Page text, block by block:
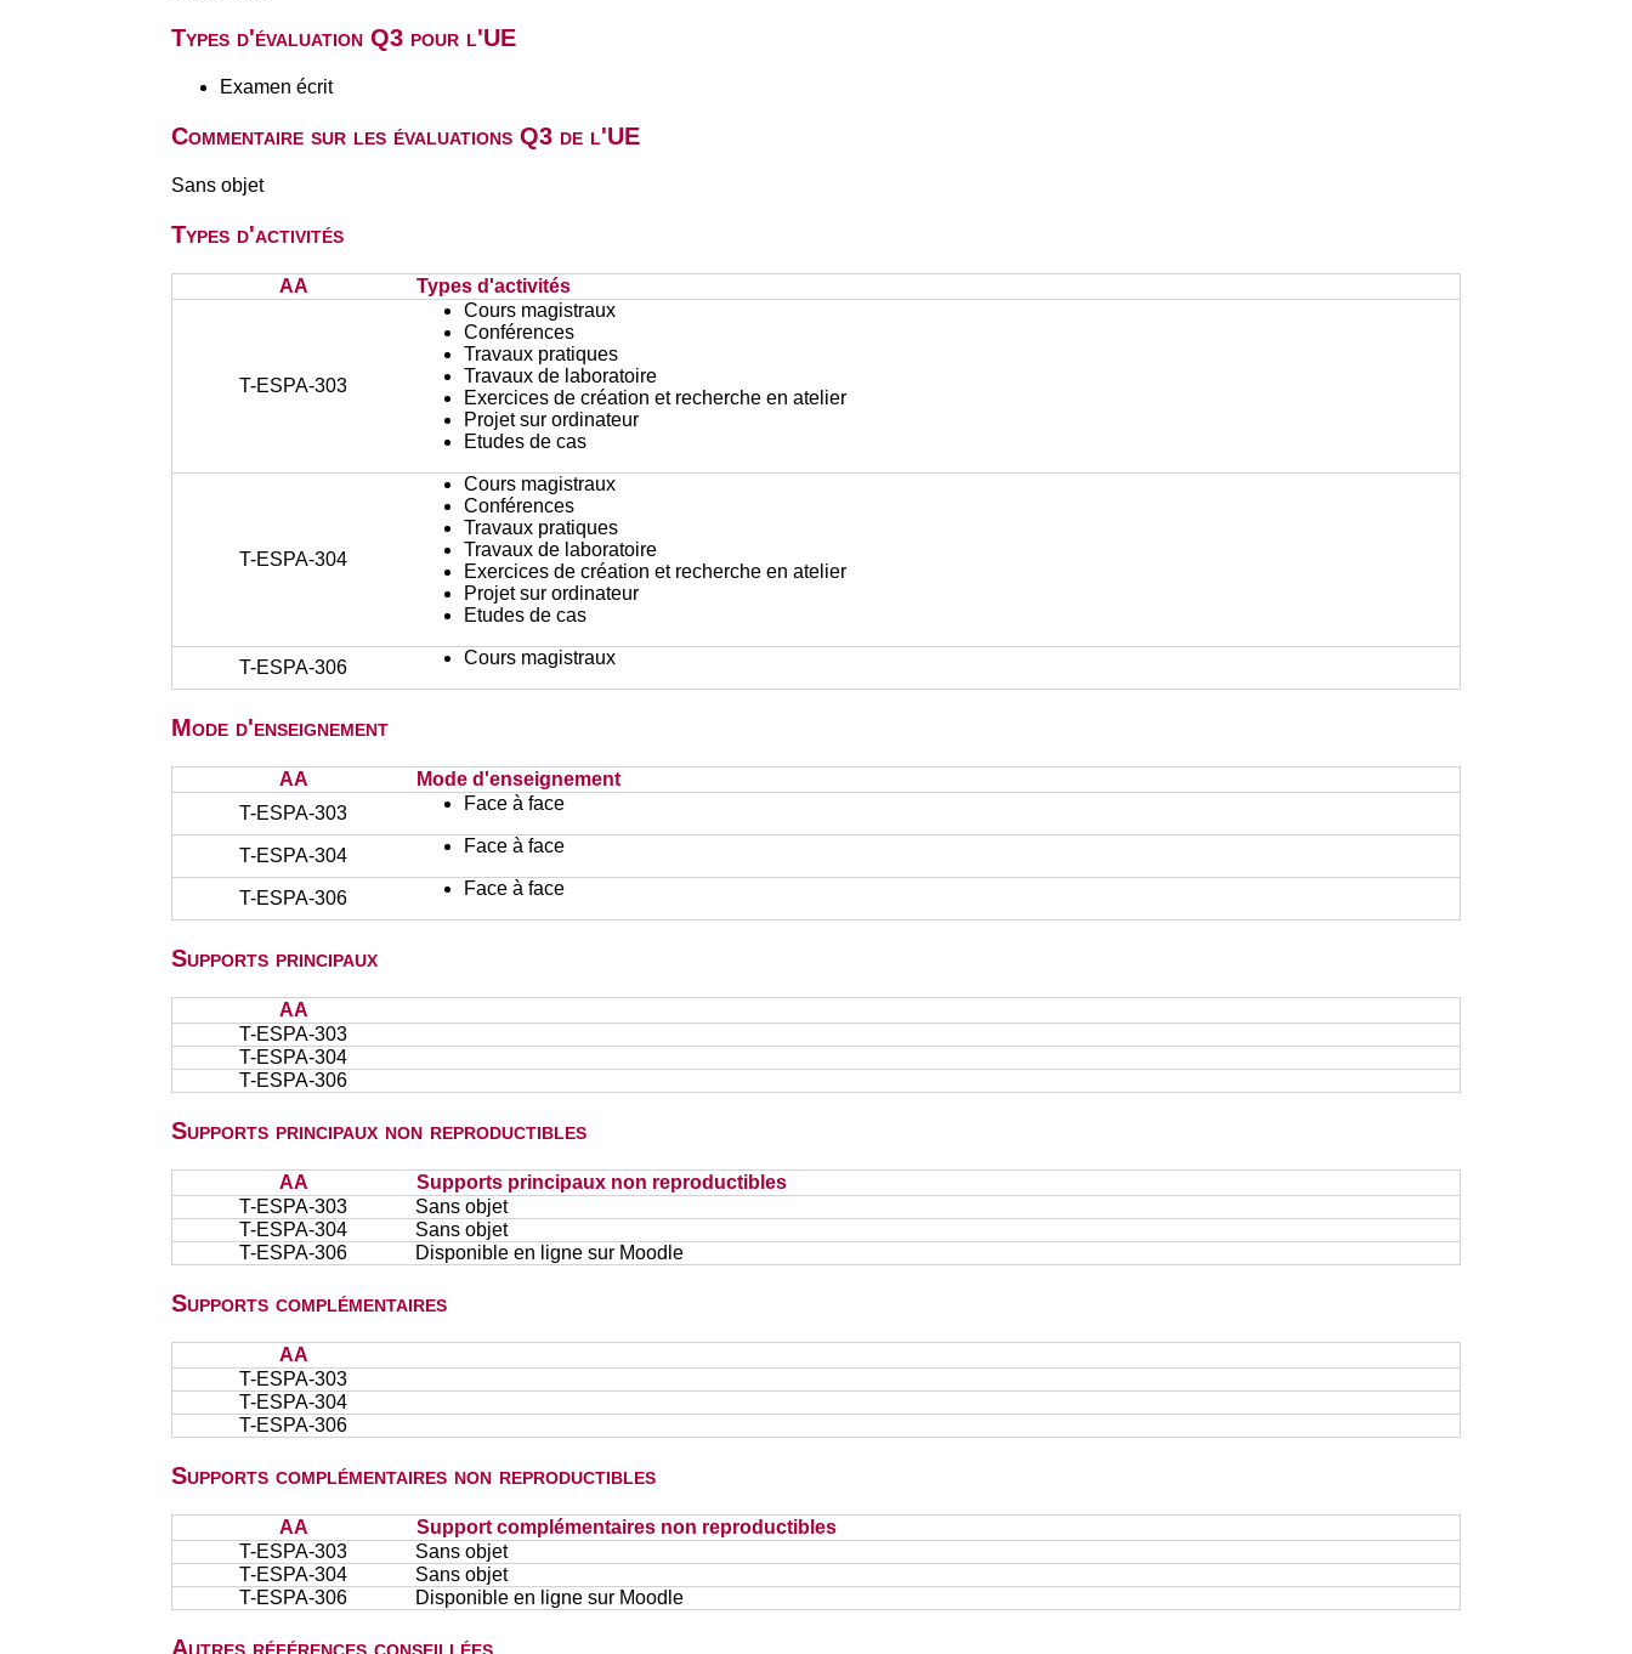
Types d'évaluation Q3 pour l'UE
Examen écrit
Commentaire sur les évaluations Q3 de l'UE
Sans objet
Types d'activités
AA Types d'activités
T-ESPA-303
Cours magistraux
Conférences
Travaux pratiques
Travaux de laboratoire
Exercices de création et recherche en atelier
Projet sur ordinateur
Etudes de cas
T-ESPA-304
Cours magistraux
Conférences
Travaux pratiques
Travaux de laboratoire
Exercices de création et recherche en atelier
Projet sur ordinateur
Etudes de cas
T-ESPA-306 Cours magistraux
Mode d'enseignement
AA
Mode d'enseignement
T-ESPA-303
Face à face
T-ESPA-304 Face à face
T-ESPA-306 Face à face
Supports principaux
AA
T-ESPA-303
T-ESPA-304
T-ESPA-306
Supports principaux non reproductibles
AA
Supports principaux non reproductibles
T-ESPA-303
Sans objet
T-ESPA-304
Sans objet
T-ESPA-306
Disponible en ligne sur Moodle
Supports complémentaires
AA
T-ESPA-303
T-ESPA-304
T-ESPA-306
Supports complémentaires non reproductibles
AA
Support complémentaires non reproductibles
T-ESPA-303
Sans objet
T-ESPA-304
Sans objet
T-ESPA-306
Disponible en ligne sur Moodle
Autres références conseillées